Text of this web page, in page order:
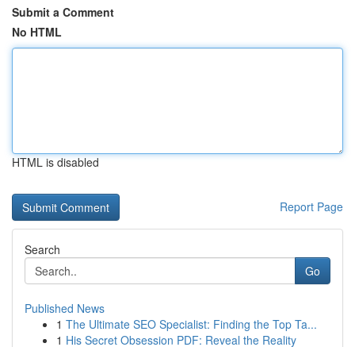
Submit a Comment
No HTML
HTML is disabled
Report Page
Search
Go
Published News
1 The Ultimate SEO Specialist: Finding the Top Ta...
1 His Secret Obsession PDF: Reveal the Reality